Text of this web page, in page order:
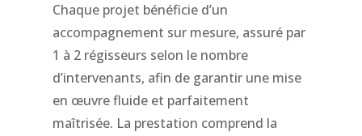
Chaque projet bénéficie d’un
accompagnement sur mesure, assuré par
1 à 2 régisseurs selon le nombre
d’intervenants, afin de garantir une mise
en œuvre fluide et parfaitement
maîtrisée. La prestation comprend la